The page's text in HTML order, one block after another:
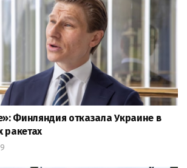
Финляндия отказала Украине в
ракетах